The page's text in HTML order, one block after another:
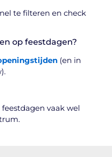
te filteren en check
op feestdagen?
(en in
vaak wel